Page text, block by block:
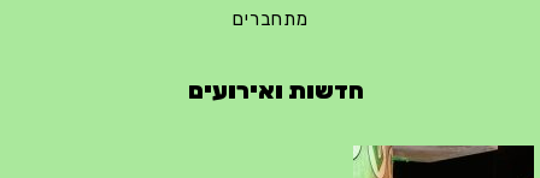
מתחברים
חדשות ואירועים